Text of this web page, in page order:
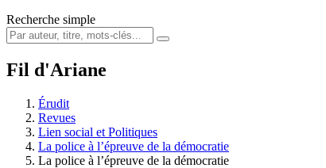
Recherche simple
Fil d'Ariane
Érudit
Revues
Lien social et Politiques
La police à l’épreuve de la démocratie
La police à l’épreuve de la démocratie